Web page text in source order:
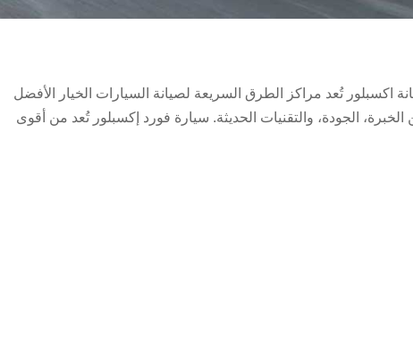
تُعد مراكز الطرق السريعة لصيانة السيارات الخيار الأفضل
الجودة، والتقنيات الحديثة. سيارة فورد إكسبلور تُعد من أقوى